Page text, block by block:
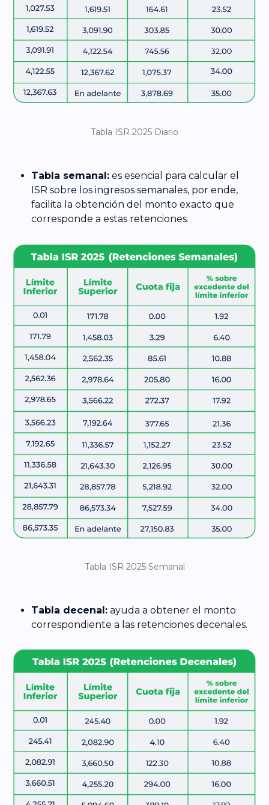
Tabla ISR 2025 Diario
Tabla semanal: es esencial para calcular el
ISR sobre los ingresos semanales, por ende,
facilita la obtención del monto exacto que
corresponde a estas retenciones.
Tabla ISR 2025 Semanal
Tabla decenal: ayuda a obtener el monto
correspondiente a las retenciones decenales.